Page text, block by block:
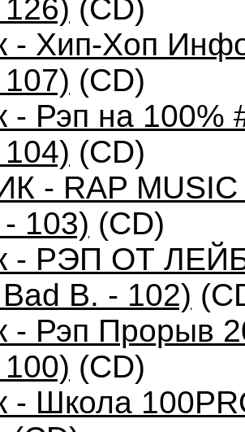
(CD)
- Хип-Хоп
(CD)
- Рэп на 100%
(CD)
- RAP MUSIC
103) (CD)
- РЭП ОТ
B. - 102)
- Рэп Прорыв
(CD)
- Школа